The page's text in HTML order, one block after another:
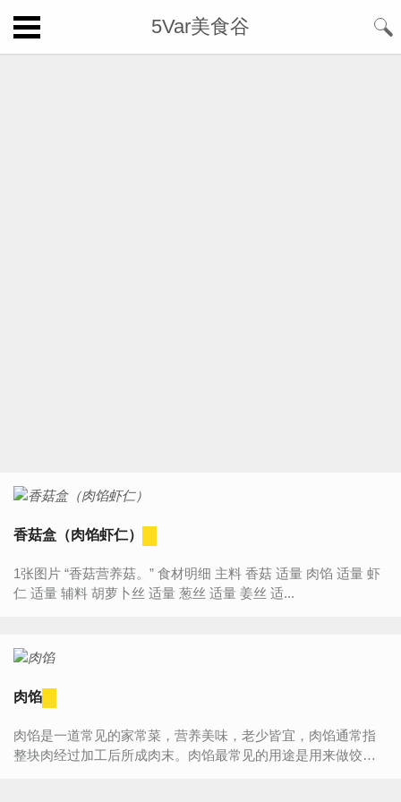
5Var美食谷
香菇盒（肉馅虾仁）
1张图片 “香菇营养菇。” 食材明细 主料 香菇 适量 肉馅 适量 虾
仁 适量 辅料 胡萝卜丝 适量 葱丝 适量 姜丝 适...
肉馅
肉馅是一道常见的家常菜，营养美味，老少皆宜，肉馅通常指
整块肉经过加工后所成肉末。肉馅最常见的用途是用来做饺子